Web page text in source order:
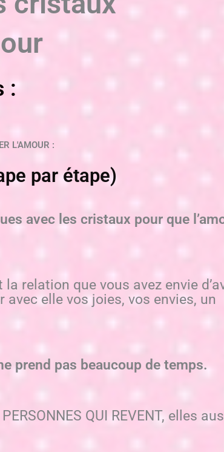
:
L'AMOUR :
par étape)
avec les cristaux pour que
relation que vous avez envie
elle vos joies, vos envies, un
prend pas beaucoup de temps.
QUI REVENT, elles